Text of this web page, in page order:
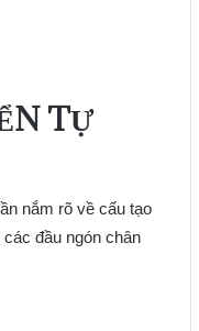
TỰ
nắm rõ về cấu tạo
đầu ngón chân